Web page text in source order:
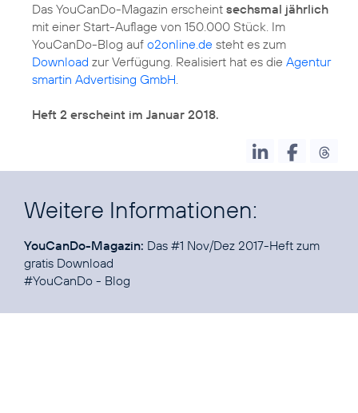
Das YouCanDo-Magazin erscheint sechsmal jährlich
mit einer Start-Auflage von 150.000 Stück. Im
YouCanDo-Blog auf o2online.de steht es zum
Download zur Verfügung. Realisiert hat es die Agentur
smartin Advertising GmbH.
Heft 2 erscheint im Januar 2018.
Weitere Informationen:
YouCanDo-Magazin: Das #1 Nov/Dez 2017-Heft zum
gratis Download
#YouCanDo - Blog